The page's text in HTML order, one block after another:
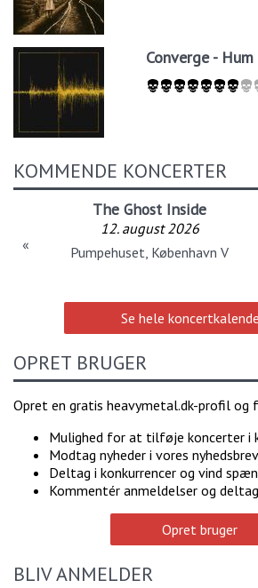
Converge -
KOMMENDE KONCERTER
The Ghost Inside
12. august 2026
Pumpehuset, København V
«
Se hele
OPRET BRUGER
Opret en gratis heavymetal.dk-profil og
Mulighed for at tilføje koncerter i
Modtag nyheder i vores nyhedsbrev
Deltag i konkurrencer og vind
Kommentér anmeldelser og
Opret bruger
BLIV ANMELDER